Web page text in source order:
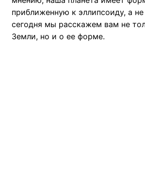
приближенную к эллипсоиду, а
сегодня мы расскажем вам не
Земли, но и о ее форме.